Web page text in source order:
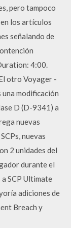
pero tampoco
los artículos
señalando de
4:00.
otro Voyager -
una modificación
D (D-9341) a
nuevas
nuevas
2 unidades del
durante el
SCP Ultimate
adiciones de
Breach y